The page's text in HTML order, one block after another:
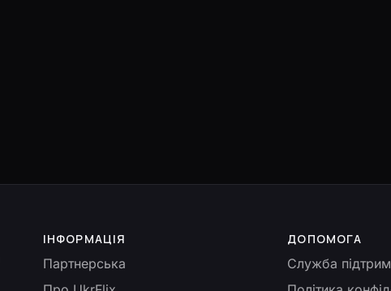
ІНФОРМАЦІЯ
Партнерська
ДОПОМОГА
Служба